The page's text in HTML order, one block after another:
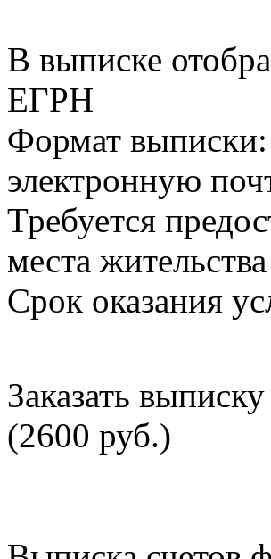
В выписке
ЕГРН
Формат выписки:
электронную
Требуется
места
Срок оказания
Заказать
(2600 руб.)